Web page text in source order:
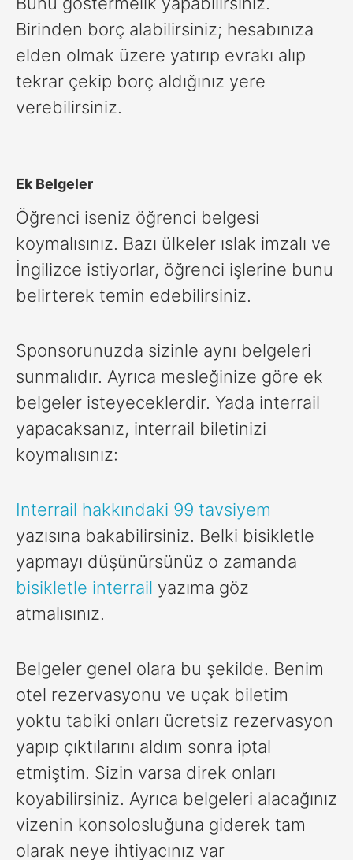
Birinden borç alabilirsiniz; hesabınıza
elden olmak üzere yatırıp evrakı alıp
tekrar çekip borç aldığınız yere
verebilirsiniz.
Ek Belgeler
Öğrenci iseniz öğrenci belgesi
koymalısınız. Bazı ülkeler ıslak imzalı ve
İngilizce istiyorlar, öğrenci işlerine bunu
belirterek temin edebilirsiniz.
Sponsorunuzda sizinle aynı belgeleri
sunmalıdır. Ayrıca mesleğinize göre ek
belgeler isteyeceklerdir. Yada interrail
yapacaksanız, interrail biletinizi
koymalısınız:
Interrail hakkındaki 99 tavsiyem
yazısına bakabilirsiniz. Belki bisikletle
yapmayı düşünürsünüz o zamanda
bisikletle interrail yazıma göz
atmalısınız.
Belgeler genel olara bu şekilde. Benim
otel rezervasyonu ve uçak biletim
yoktu tabiki onları ücretsiz rezervasyon
yapıp çıktılarını aldım sonra iptal
etmiştim. Sizin varsa direk onları
koyabilirsiniz. Ayrıca belgeleri alacağınız
vizenin konsolosluğuna giderek tam
olarak neye ihtiyacınız var